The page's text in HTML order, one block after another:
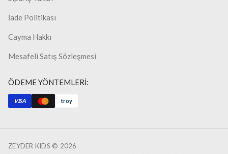
İade Politikası
Cayma Hakkı
Mesafeli Satış Sözleşmesi
ÖDEME YÖNTEMLERİ:
VISA troy
ZEYDER KIDS © 2026